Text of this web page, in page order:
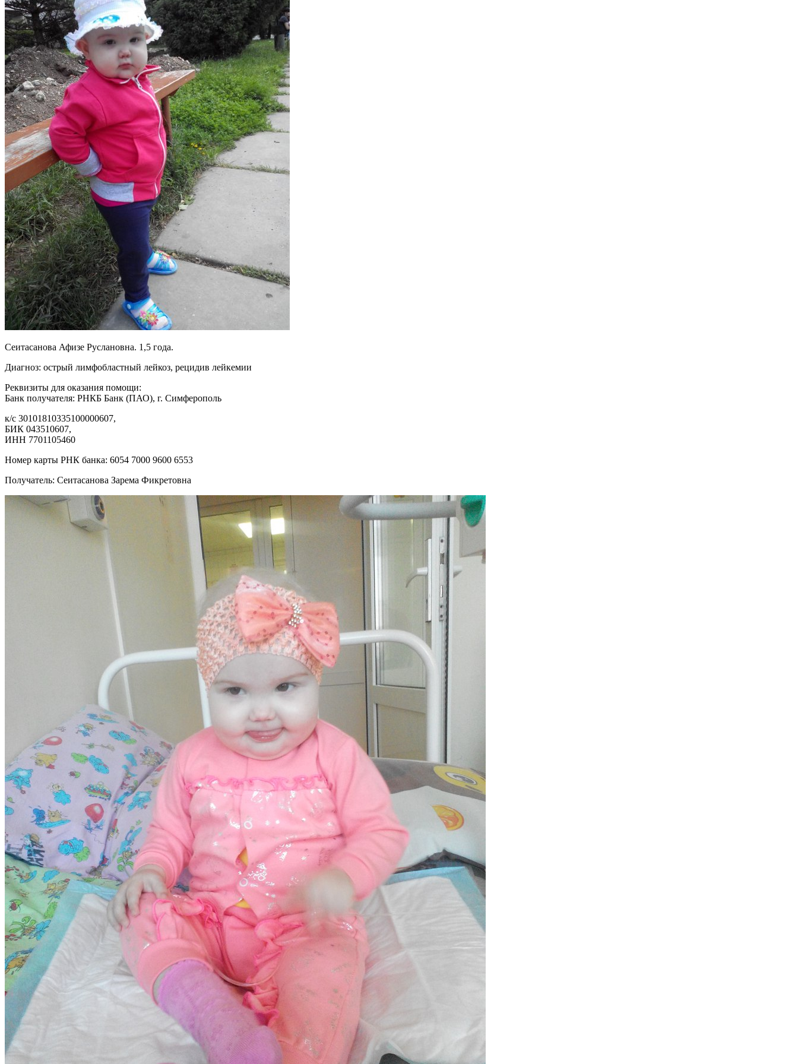
Сеитасанова Афизе Руслановна. 1,5 года.
Диагноз: острый лимфобластный лейкоз, рецидив лейкемии
Реквизиты для оказания помощи:
Банк получателя: РНКБ Банк (ПАО), г. Симферополь
к/с 30101810335100000607,
БИК 043510607,
ИНН 7701105460
Номер карты РНК банка: 6054 7000 9600 6553
Получатель: Сеитасанова Зарема Фикретовна